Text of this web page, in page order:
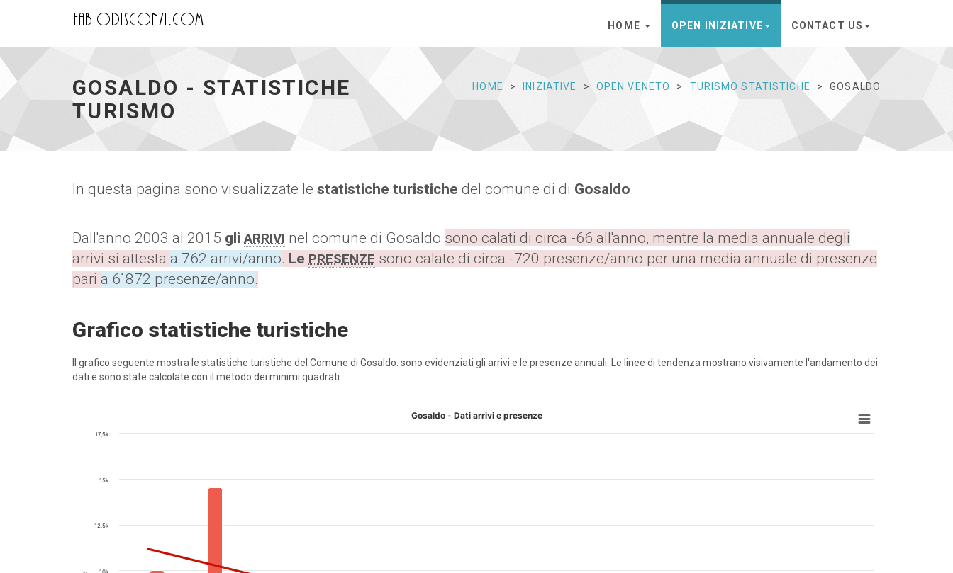
HOME OPEN INIZIATIVE CONTACT US
GOSALDO - STATISTICHE
TURISMO
HOME INIZIATIVE OPEN VENETO TURISMO STATISTICHE GOSALDO
In questa pagina sono visualizzate le statistiche turistiche del comune di di Gosaldo.
Dall'anno 2003 al 2015 gliARRIVI nel comune di Gosaldo sono calati di circa -66 all'anno, mentre la media annuale degli
arrivi si attesta a 762 arrivi/anno. Le PRESENZE sono calate di circa -720 presenze/anno per una media annuale di presenze
pari a 6˙872 presenze/anno.
Grafico statistiche turistiche
Il grafico seguente mostra le statistiche turistiche del Comune di Gosaldo: sono evidenziati gli arrivi e le presenze annuali. Le linee di tendenza mostrano visivamente l'andamento dei
dati e sono state calcolate con il metodo dei minimi quadrati.
Gosaldo - Dati arrivi e presenze
10k
12,5k
15k
17,5k